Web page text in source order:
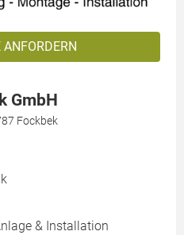
GmbH
Fockbek
& Installation